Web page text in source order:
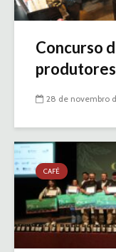
Concurso
28 de novembro
CAFÉ